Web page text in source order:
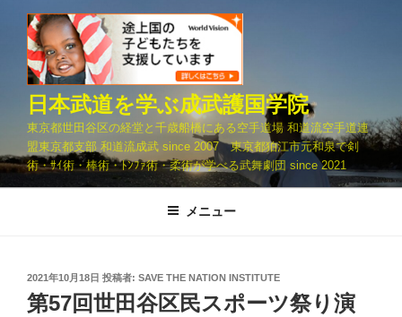
キ
日本武道を学ぶ成武護国学院
東京都世田谷区の経堂と千歳船橋にある空手道場 和道流空手道連
盟東京都支部 和道流成武 since 2007 東京都狛江市元和泉で剣
術・ｻｲ術・棒術・ﾄﾝﾌｧ術・柔術が学べる武舞劇団 since 2021
メニュー
投
稿
日:
2021年10月18日 投稿者: SAVE THE NATION INSTITUTE
第57回世田谷区民スポーツ祭り演